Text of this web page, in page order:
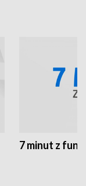
7 minut z